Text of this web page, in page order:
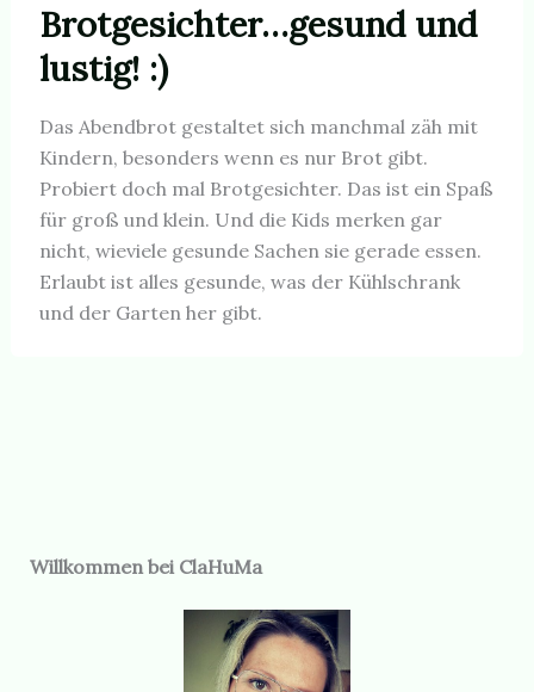
Brotgesichter…gesund und
lustig! :)
Das Abendbrot gestaltet sich manchmal zäh mit
Kindern, besonders wenn es nur Brot gibt.
Probiert doch mal Brotgesichter. Das ist ein Spaß
für groß und klein. Und die Kids merken gar
nicht, wieviele gesunde Sachen sie gerade essen.
Erlaubt ist alles gesunde, was der Kühlschrank
und der Garten her gibt.
Willkommen bei ClaHuMa